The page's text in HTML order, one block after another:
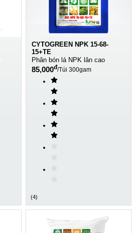
CYTOGREEN NPK 15-68-
15+TE
Phân bón lá NPK lân cao
85,000đ/Túi 300gam
(4)